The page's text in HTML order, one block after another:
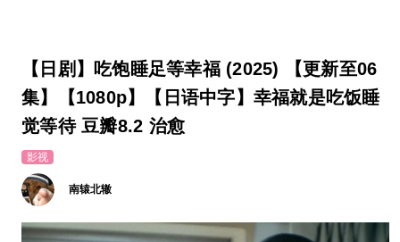
【日剧】吃饱睡足等幸福 (2025) 【更新至06
集】【1080p】【日语中字】幸福就是吃饭睡
觉等待 豆瓣8.2 治愈
影视
南辕北辙